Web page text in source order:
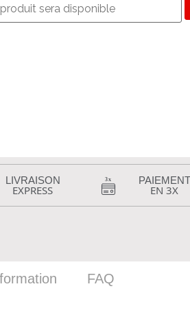
LIVRAISON
EXPRESS
PAIEMENT
EN 3X
FAQ